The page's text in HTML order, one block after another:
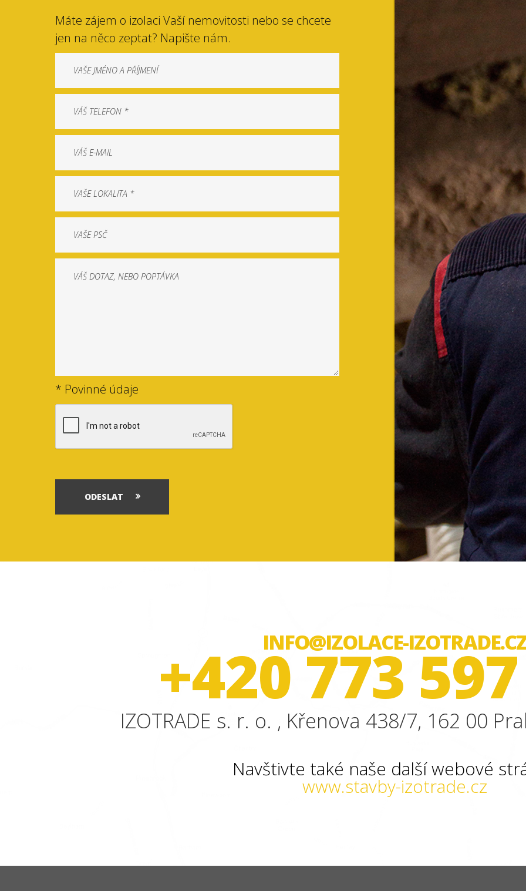
Máte zájem o izolaci Vaší nemovitosti nebo se chcete
jen na něco zeptat? Napište nám.
* Povinné údaje
ODESLAT
INFO@IZOLACE-
+420 773
IZOTRADE s. r. o. , Křenova 438/7, 162 00
Navštivte také naše další webové
www.stavby-izotrade.cz